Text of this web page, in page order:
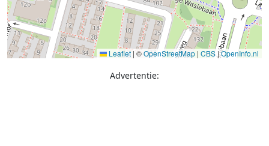
Leaflet | ©OpenStreetMap | CBS |OpenInfo.nl
Advertentie: